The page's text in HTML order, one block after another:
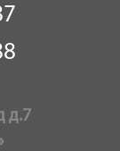
д.7